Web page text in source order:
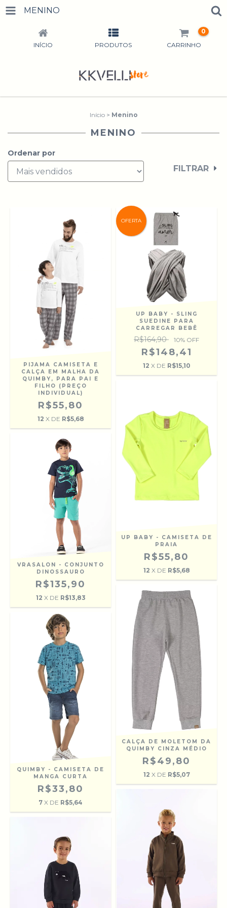
MENINO
INÍCIO PRODUTOS CARRINHO
0
Início > Menino
MENINO
Ordenar por
FILTRAR
PIJAMA CAMISETA E
CALÇA EM MALHA DA
QUIMBY, PARA PAI E
FILHO (PREÇO
INDIVIDUAL)
R$55,80
12 X DE R$5,68
OFERTA
UP BABY - SLING
SUEDINE PARA
CARREGAR BEBÊ
R$164,90 10% OFF
R$148,41
12 X DE R$15,10
VRASALON - CONJUNTO
DINOSSAURO
R$135,90
12 X DE R$13,83
UP BABY - CAMISETA DE
PRAIA
R$55,80
12 X DE R$5,68
QUIMBY - CAMISETA DE
MANGA CURTA
R$33,80
7 X DE R$5,64
CALÇA DE MOLETOM DA
QUIMBY CINZA MÉDIO
R$49,80
12 X DE R$5,07